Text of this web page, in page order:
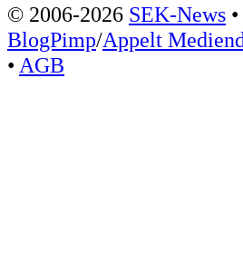
© 2006-2026 SEK-News
BlogPimp/Appelt
• AGB